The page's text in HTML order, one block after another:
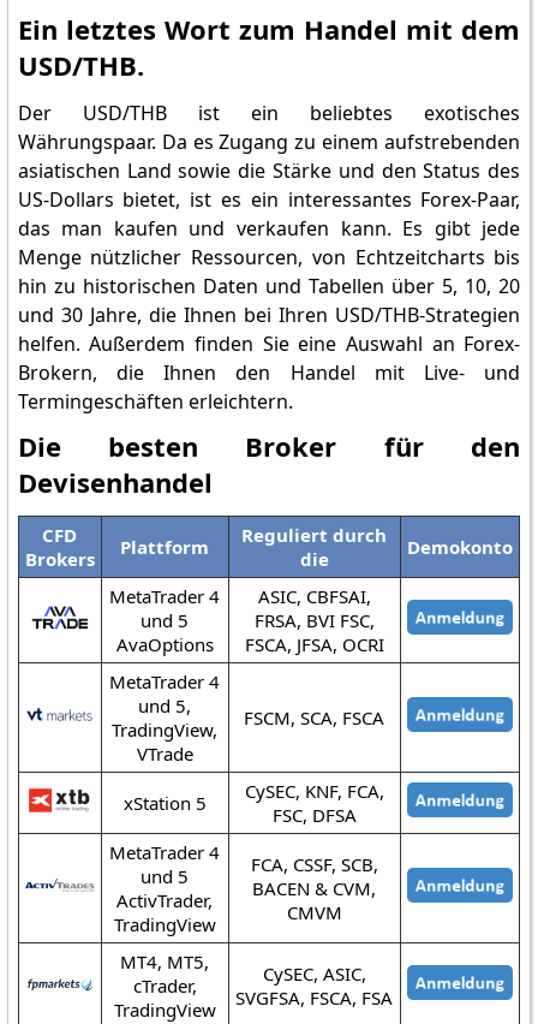
Ein letztes Wort zum Handel mit dem
USD/THB.
Der USD/THB ist ein beliebtes exotisches
Währungspaar. Da es Zugang zu einem aufstrebenden
asiatischen Land sowie die Stärke und den Status des
US-Dollars bietet, ist es ein interessantes Forex-Paar,
das man kaufen und verkaufen kann. Es gibt jede
Menge nützlicher Ressourcen, von Echtzeitcharts bis
hin zu historischen Daten und Tabellen über 5, 10, 20
und 30 Jahre, die Ihnen bei Ihren USD/THB-Strategien
helfen. Außerdem finden Sie eine Auswahl an Forex-
Brokern, die Ihnen den Handel mit Live- und
Termingeschäften erleichtern.
Die besten Broker für den
Devisenhandel
CFD
Brokers
Plattform
Reguliert durch
die
Demokonto
MetaTrader 4
und 5
AvaOptions
ASIC, CBFSAI,
FRSA, BVI FSC,
FSCA, JFSA, OCRI
MetaTrader 4
und 5,
TradingView,
VTrade
FSCM, SCA, FSCA
xStation 5
CySEC, KNF, FCA,
FSC, DFSA
MetaTrader 4
und 5
ActivTrader,
TradingView
FCA, CSSF, SCB,
BACEN & CVM,
CMVM
MT4, MT5,
cTrader,
TradingView
CySEC, ASIC,
SVGFSA, FSCA, FSA